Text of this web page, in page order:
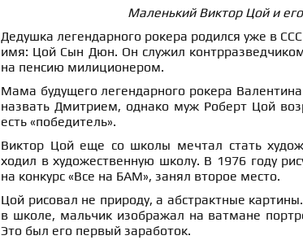
Маленький Виктор Цой и
Дедушка легендарного рокера родился уже в
имя: Цой Сын Дюн. Он служил
на пенсию милиционером.
Мама будущего легендарного рокера Валентина
назвать Дмитрием, однако муж Роберт Цой
есть «победитель».
Виктор Цой еще со школы мечтал стать
ходил в художественную школу. В 1976 году
на конкурс «Все на БАМ», занял второе место.
Цой рисовал не природу, а абстрактные
в школе, мальчик изображал на ватмане
Это был его первый заработок.